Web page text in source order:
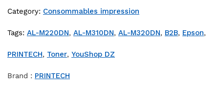
Category: Consommables impression
Tags: AL-M220DN, AL-M310DN, AL-M320DN, B2B, Epson,
PRINTECH, Toner, YouShop DZ
Brand : PRINTECH